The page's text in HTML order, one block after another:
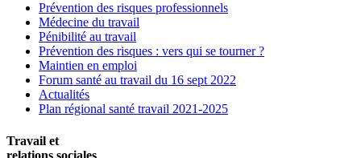
Prévention des risques professionnels
Médecine du travail
Pénibilité au travail
Prévention des risques : vers qui se tourner ?
Maintien en emploi
Forum santé au travail du 16 sept 2022
Actualités
Plan régional santé travail 2021-2025
Travail et
relations sociales